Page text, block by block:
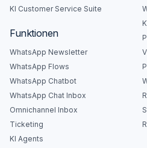
KI Customer Service Suite
Funktionen
WhatsApp Newsletter
WhatsApp Flows
WhatsApp Chatbot
WhatsApp Chat Inbox
Omnichannel Inbox
Ticketing
KI Agents